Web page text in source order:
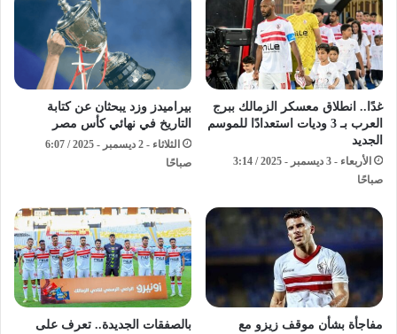
غدًا.. انطلاق معسكر الزمالك ببرج
العرب بـ 3 وديات استعدادًا للموسم
الجديد
الأربعاء - 3 ديسمبر - 2025 / 3:14
صباحًا
بيراميدز وزد يبحثان عن كتابة
التاريخ في نهائي كأس مصر
الثلاثاء - 2 ديسمبر - 2025 / 6:07
صباحًا
مفاجأة بشأن موقف زيزو مع
بالصفقات الجديدة.. تعرف على